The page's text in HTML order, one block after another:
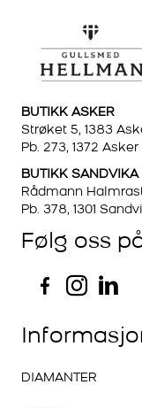
BUTIKK ASKER
Strøket 5, 1383
Pb. 273, 1372 Asker
BUTIKK SANDVIKA
Rådmann
Pb. 378, 1301
Følg oss
DIAMANTER